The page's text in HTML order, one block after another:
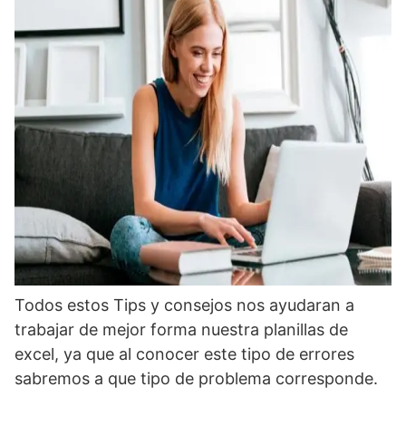
Todos estos Tips y consejos nos ayudaran a
trabajar de mejor forma nuestra planillas de
excel, ya que al conocer este tipo de errores
sabremos a que tipo de problema corresponde.